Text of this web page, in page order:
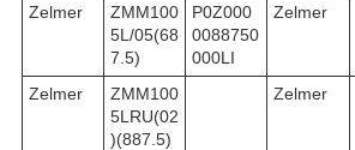
Zelmer
ZMM100
5L/05(68
7.5)
P0Z000
0088750
000LI
Zelmer
Zelmer
ZMM100
5LRU(02
)(887.5)
Zelmer